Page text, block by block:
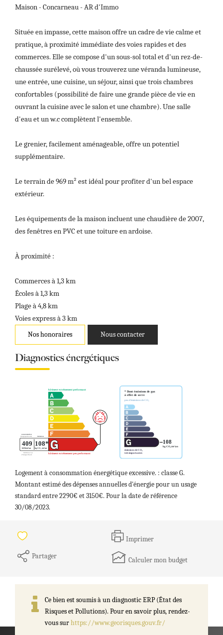
Maison - Concarneau - AR d'Immo
Située en impasse, cette maison offre un cadre de vie calme et
pratique, à proximité immédiate des voies rapides et des
commerces. Elle se compose d'un sous-sol total et d'un rez-de-
chaussée surélevé, où vous trouverez une véranda lumineuse,
une entrée, une cuisine, un séjour, ainsi que trois chambres
confortables (possibilité de faire une grande pièce de vie en
ouvrant la cuisine avec le salon et une chambre). Une salle
d'eau et un w.c complètent l'ensemble.
Le grenier, facilement aménageable, offre un potentiel
supplémentaire.
Le terrain de 969 m² est idéal pour profiter d'un bel espace
extérieur.
Les équipements de la maison incluent une chaudière de 2007,
des fenêtres en PVC et une toiture en ardoise.
À proximité :
Commerces à 1,3 km
Écoles à 1,3 km
Plage à 4,8 km
Voies express à 3 km
Nos honoraires Nous contacter
Diagnostics énergétiques
Logement à consommation énergétique excessive. : classe G.
Montant estimé des dépenses annuelles d'énergie pour un usage
standard entre 2290€ et 3150€. Pour la date de référence
30/08/2023.
Imprimer
Partager
Calculer mon budget
Ce bien est soumis à un diagnostic ERP (État des
Risques et Pollutions). Pour en savoir plus, rendez-
vous surhttps://www.georisques.gouv.fr/